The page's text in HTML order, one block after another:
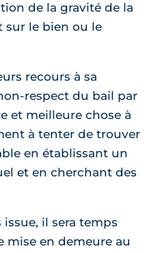
de la gravité de la
le bien ou le
recours à sa
respect du bail par
et meilleure chose à
à tenter de trouver
en établissant un
et en cherchant des
il sera temps
mise en demeure au